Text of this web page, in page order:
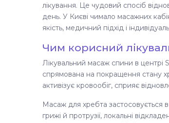
лікування. Це чудовий спосіб
день. У Києві чимало масажних
якість, медичний підхід і
Чим корисний
Лікувальний масаж спини в центрі
спрямована на покращення стану
активізує кровообіг, сприяє
Масаж для хребта застосовується в
грижі й протрузії, локальні